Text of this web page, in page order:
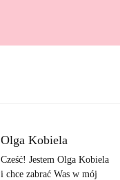
Olga Kobiela
Cześć! Jestem Olga Kobiela
i chce zabrać Was w mój